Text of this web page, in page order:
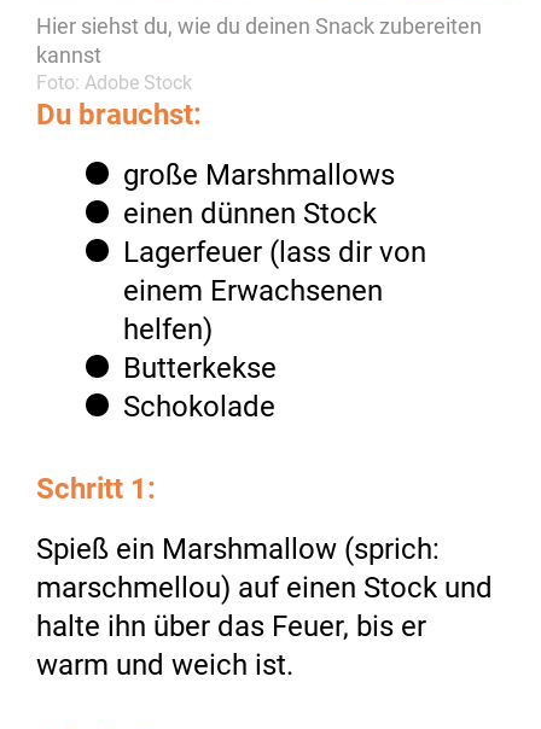
Hier siehst du, wie du deinen Snack zubereiten
kannst
Foto: Adobe Stock
Du brauchst:
große Marshmallows
einen dünnen Stock
Lagerfeuer (lass dir von
einem Erwachsenen
helfen)
Butterkekse
Schokolade
Schritt 1:
Spieß ein Marshmallow (sprich:
marschmellou) auf einen Stock und
halte ihn über das Feuer, bis er
warm und weich ist.